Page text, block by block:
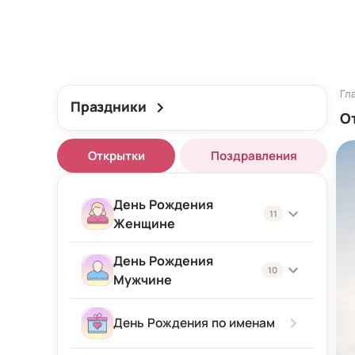
Праздники
Открытки Поздравления
День Рождения
Женщине
11
Женщине
Подруге
Девушке
День Рождения
Мужчине
10
Мужчине
День Рождения по именам